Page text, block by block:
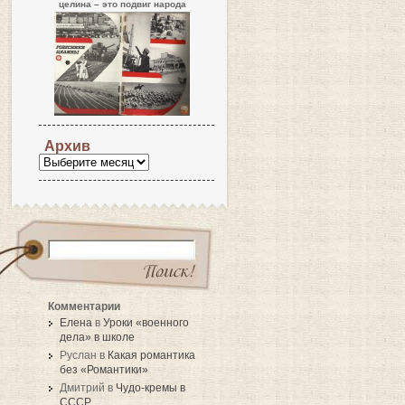
целина – это подвиг народа
Архив
Комментарии
Елена в Уроки «военного
дела» в школе
Руслан в Какая романтика
без «Романтики»
Дмитрий в Чудо-кремы в
СССР